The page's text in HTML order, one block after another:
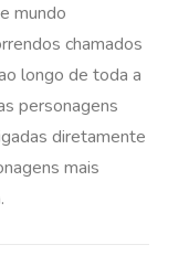
mundo
chamados
longo de toda a
personagens
diretamente
mais